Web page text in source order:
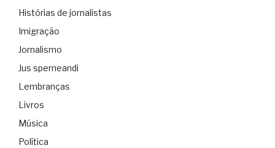
Histórias de jornalistas
Imigração
Jornalismo
Jus sperneandi
Lembranças
Livros
Música
Política